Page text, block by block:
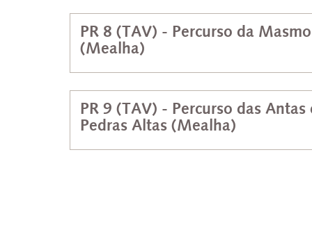
PR 8 (TAV) - Percurso da
(Mealha)
PR 9 (TAV) - Percurso das Antas
Pedras Altas (Mealha)